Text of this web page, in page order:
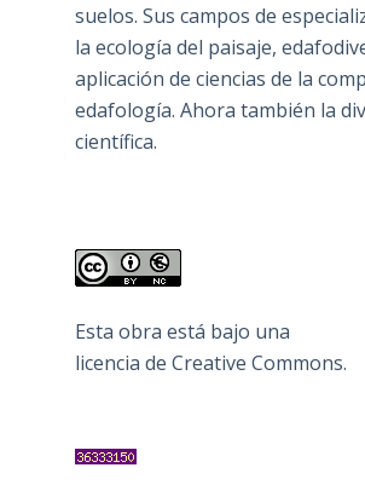
suelos. Sus campos de
la ecología del paisaje,
aplicación de ciencias de la
edafología. Ahora también la
científica.
Esta obra está bajo una
licencia de Creative Commons.